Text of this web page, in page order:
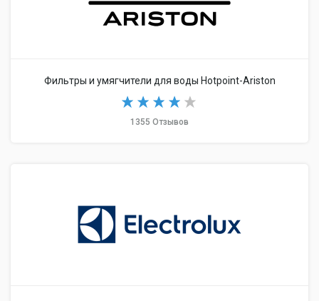
Фильтры и умягчители для воды Hotpoint-Ariston
1355 Отзывов